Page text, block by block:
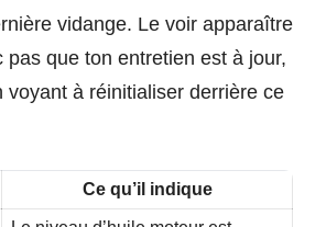
vidange. Le voir apparaître
pas que ton entretien est à jour,
voyant à réinitialiser derrière ce
Ce qu’il indique